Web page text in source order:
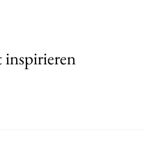
inspirieren